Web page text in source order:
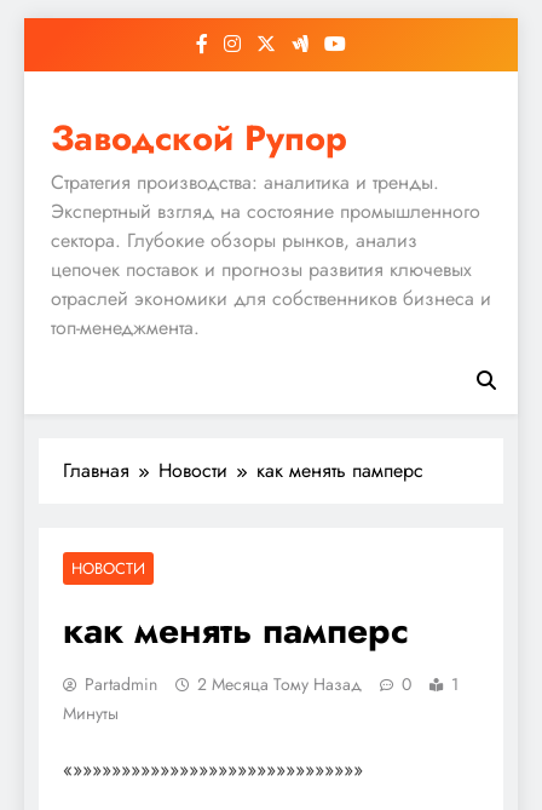
Заводской Рупор
Стратегия производства: аналитика и тренды.
Экспертный взгляд на состояние промышленного
сектора. Глубокие обзоры рынков, анализ
цепочек поставок и прогнозы развития ключевых
отраслей экономики для собственников бизнеса и
топ-менеджмента.
Главная Новости как менять памперс
НОВОСТИ
как менять памперс
Partadmin 2 Месяца Тому Назад 0
1
Минуты
«»»»»»»»»»»»»»»»»»»»»»»»»»»»»»»